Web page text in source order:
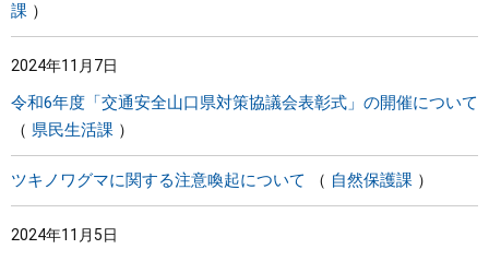
課
2024年11月7日
令和6年度「交通安全山口県対策協議会表彰式」の開催について
県民生活課
ツキノワグマに関する注意喚起について 自然保護課
2024年11月5日